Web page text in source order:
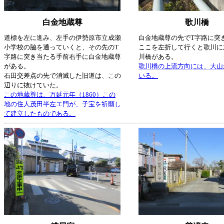
白金地蔵尊 歌川橋
道標を左に進み、左手の伊勢原市立成瀬
小学校の脇を通っていくと、その先のT
字路に突き当たる手前右手に白金地蔵尊
がある。
石田交差点の先で消滅した旧道は、この
辺りに抜けていた。
この地蔵尊は、万延元年（1860）この
地の住人茂田半左エ門が、子宝を祈願し
て建立したものである。
白金地蔵尊の先でT字路に突
ここを左折して行くと歌川
川橋がある。
歌川橋の上流方向には、大
いる。